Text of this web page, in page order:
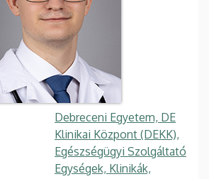
Debreceni Egyetem, DE
Klinikai Központ (DEKK),
Egészségügyi Szolgáltató
Egységek, Klinikák,